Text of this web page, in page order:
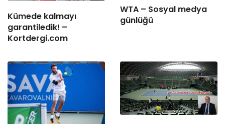
Kümede kalmayı
garantiledik! –
Kortdergi.com
WTA – Sosyal medya
günlüğü